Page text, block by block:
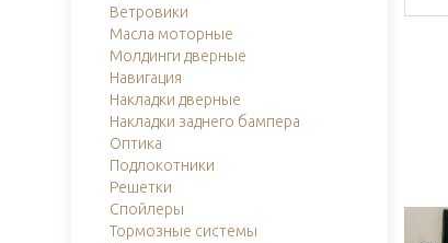
Ветровики
Масла моторные
Молдинги дверные
Навигация
Накладки дверные
Накладки заднего бампера
Оптика
Подлокотники
Решетки
Спойлеры
Тормозные системы